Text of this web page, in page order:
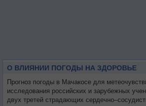
О ВЛИЯНИИ ПОГОДЫ НА ЗДОРОВЬЕ
Прогноз погоды в Мачакосе для
исследования российских и зарубежных
двух третей страдающих